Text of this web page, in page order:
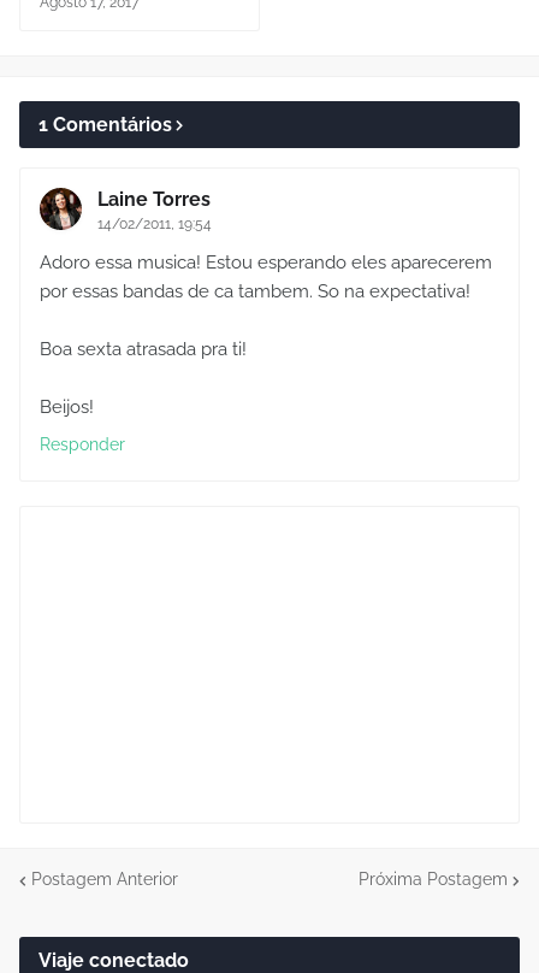
1 Comentários
Laine Torres
14/02/2011, 19:54
Adoro essa musica! Estou esperando eles aparecerem
por essas bandas de ca tambem. So na expectativa!
Boa sexta atrasada pra ti!
Beijos!
Responder
Postagem Anterior Próxima Postagem
Viaje conectado